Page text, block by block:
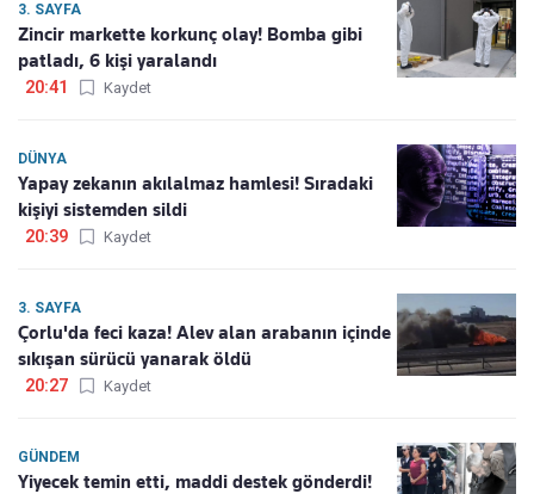
3. SAYFA
Zincir markette korkunç olay! Bomba gibi
patladı, 6 kişi yaralandı
20:41 Kaydet
DÜNYA
Yapay zekanın akılalmaz hamlesi! Sıradaki
kişiyi sistemden sildi
20:39 Kaydet
3. SAYFA
Çorlu'da feci kaza! Alev alan arabanın içinde
sıkışan sürücü yanarak öldü
20:27 Kaydet
GÜNDEM
Yiyecek temin etti, maddi destek gönderdi!